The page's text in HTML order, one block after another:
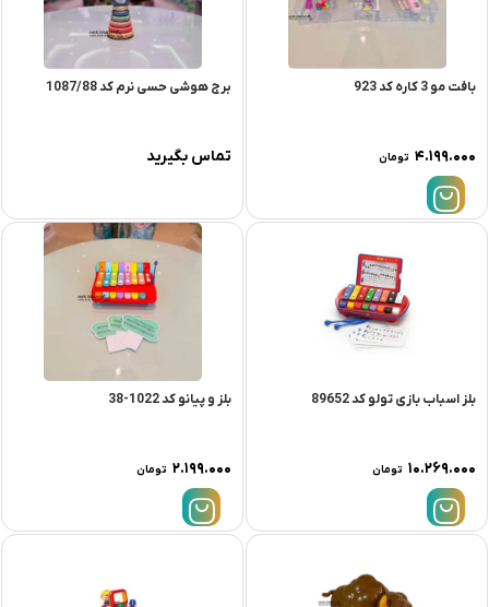
بافت مو 3 کاره کد 923
۴.۱۹۹.۰۰۰ تومان
برج هوشی حسی نرم کد 1087/88
تماس بگیرید
بلز اسباب بازی تولو کد 89652
۱۰.۲۶۹.۰۰۰ تومان
بلز و پیانو کد 1022-38
۲.۱۹۹.۰۰۰ تومان